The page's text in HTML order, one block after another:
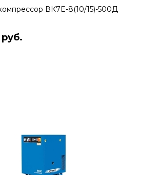
ВК7E-8(10/15)-500Д